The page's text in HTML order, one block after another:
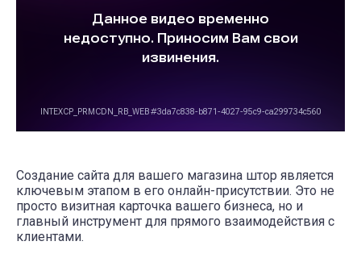
Создание сайта для вашего магазина штор является
ключевым этапом в его онлайн-присутствии. Это не
просто визитная карточка вашего бизнеса, но и
главный инструмент для прямого взаимодействия с
клиентами.